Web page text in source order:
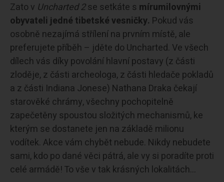
Zato v Uncharted 2se setkáte s mírumilovnými
obyvateli jedné tibetské vesničky. Pokud vás
osobně nezajímá střílení na prvním místě, ale
preferujete příběh – jděte do Uncharted. Ve všech
dílech vás díky povolání hlavní postavy (z části
zloděje, z části archeologa, z části hledače pokladů
a z části Indiana Jonese) Nathana Draka čekají
starověké chrámy, všechny pochopitelně
zapečetěny spoustou složitých mechanismů, ke
kterým se dostanete jen na základě milionu
vodítek. Akce vám chybět nebude. Nikdy nebudete
sami, kdo po dané věci pátrá, ale vy si poradíte proti
celé armádě! To vše v tak krásných lokalitách…